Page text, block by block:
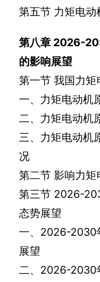
第五节 力矩电动
第八章 2026-
的影响展望
第一节 我国力矩
一、力矩电动机
二、力矩电动机
三、力矩电动机
况
第二节 影响力矩
第三节 2026-
态势展望
一、 2026-2030
展望
二、 2026-2030